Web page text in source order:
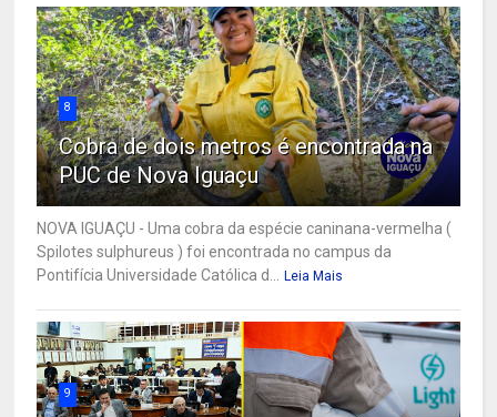
8
Cobra de dois metros é encontrada na
PUC de Nova Iguaçu
NOVA IGUAÇU - Uma cobra da espécie caninana-vermelha (
Spilotes sulphureus ) foi encontrada no campus da
Pontifícia Universidade Católica d...
Leia Mais
9